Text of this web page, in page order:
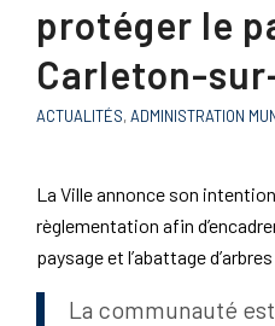
protéger le
Carleton-
ACTUALITÉS, ADMINISTRATION
La Ville annonce son
règlementation afin
paysage et l’abattage
La communauté